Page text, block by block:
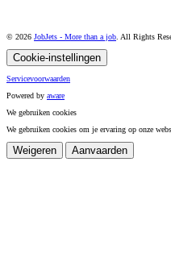
© 2026 JobJets - More than a job . All Rights
Cookie-instellingen
Servicevoorwaarden
Powered by aware
We gebruiken cookies
We gebruiken cookies om je ervaring op onze
Weigeren Aanvaarden